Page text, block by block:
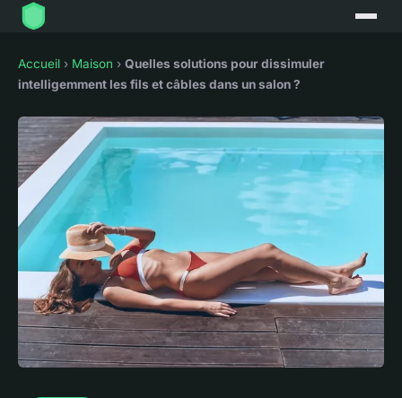
Accueil › Maison › Quelles solutions pour dissimuler
intelligemment les fils et câbles dans un salon ?